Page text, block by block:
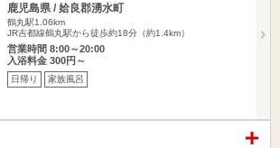
鹿児島県 / 姶良郡湧水町
鶴丸駅1.06km
JR吉都線鶴丸駅から徒歩約18分（約1.4km）
営業時間 8:00～20:00
入浴料金 300円～
日帰り 家族風呂